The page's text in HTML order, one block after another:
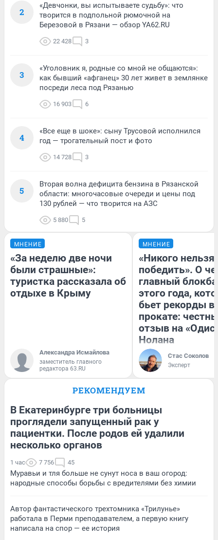
2
«Девчонки, вы испытываете судьбу»: что
творится в подпольной рюмочной на
Березовой в Рязани — обзор YA62.RU
22 428 3
3
«Уголовник я, родные со мной не общаются»:
как бывший «афганец» 30 лет живет в землянке
посреди леса под Рязанью
16 903 6
4
«Все еще в шоке»: сыну Трусовой исполнился
год — трогательный пост и фото
14 728 3
5
Вторая волна дефицита бензина в Рязанской
области: многочасовые очереди и цены под
130 рублей — что творится на АЗС
5 880 5
МНЕНИЕ
«За неделю две ночи
были страшные»:
туристка рассказала об
отдыхе в Крыму
Александра Исмайлова
заместитель главного
редактора 63.RU
МНЕНИЕ
«Никого нельзя
победить». О
главный
этого года,
бьет рекорды в
прокате:
отзыв на
Нолана
Стас Соколов
Эксперт
РЕКОМЕНДУЕМ
В Екатеринбурге три больницы
проглядели запущенный рак у
пациентки. После родов ей удалили
несколько органов
1 час 7 756 45
Муравьи и тля больше не сунут носа в ваш огород:
народные способы борьбы с вредителями без химии
Автор фантастического трехтомника «Трилунье»
работала в Перми преподавателем, а первую книгу
написала на спор — ее история